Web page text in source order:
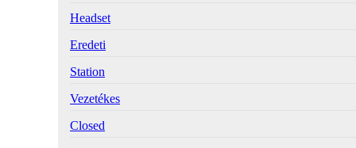
Headset
Eredeti
Station
Vezetékes
Closed